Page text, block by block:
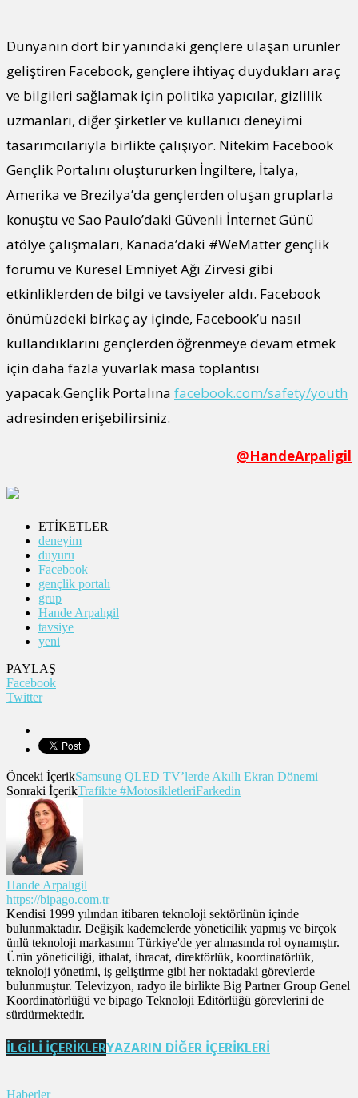
Dünyanın dört bir yanındaki gençlere ulaşan ürünler
geliştiren Facebook, gençlere ihtiyaç duydukları araç
ve bilgileri sağlamak için politika yapıcılar, gizlilik
uzmanları, diğer şirketler ve kullanıcı deneyimi
tasarımcılarıyla birlikte çalışıyor. Nitekim Facebook
Gençlik Portalını oluştururken İngiltere, İtalya,
Amerika ve Brezilya’da gençlerden oluşan gruplarla
konuştu ve Sao Paulo’daki Güvenli İnternet Günü
atölye çalışmaları, Kanada’daki #WeMatter gençlik
forumu ve Küresel Emniyet Ağı Zirvesi gibi
etkinliklerden de bilgi ve tavsiyeler aldı. Facebook
önümüzdeki birkaç ay içinde, Facebook’u nasıl
kullandıklarını gençlerden öğrenmeye devam etmek
için daha fazla yuvarlak masa toplantısı
yapacak.Gençlik Portalına facebook.com/safety/youth
adresinden erişebilirsiniz.
@HandeArpaligil
ETİKETLER
deneyim
duyuru
Facebook
gençlik portalı
grup
Hande Arpalıgil
tavsiye
yeni
PAYLAŞ
Facebook
Twitter
Önceki İçerikSamsung QLED TV’lerde Akıllı Ekran Dönemi
Sonraki İçerikTrafikte #MotosikletleriFarkedin
Hande Arpalıgil
https://bipago.com.tr
Kendisi 1999 yılından itibaren teknoloji sektörünün içinde
bulunmaktadır. Değişik kademelerde yöneticilik yapmış ve birçok
ünlü teknoloji markasının Türkiye'de yer almasında rol oynamıştır.
Ürün yöneticiliği, ithalat, ihracat, direktörlük, koordinatörlük,
teknoloji yönetimi, iş geliştirme gibi her noktadaki görevlerde
bulunmuştur. Televizyon, radyo ile birlikte Big Partner Group Genel
Koordinatörlüğü ve bipago Teknoloji Editörlüğü görevlerini de
sürdürmektedir.
İLGİLİ İÇERİKLERYAZARIN DİĞER İÇERİKLERİ
Haberler